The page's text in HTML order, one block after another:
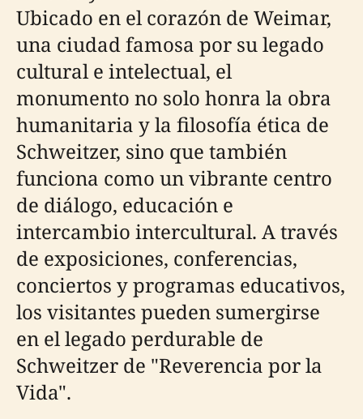
Ubicado en el corazón de Weimar,
una ciudad famosa por su legado
cultural e intelectual, el
monumento no solo honra la obra
humanitaria y la filosofía ética de
Schweitzer, sino que también
funciona como un vibrante centro
de diálogo, educación e
intercambio intercultural. A través
de exposiciones, conferencias,
conciertos y programas educativos,
los visitantes pueden sumergirse
en el legado perdurable de
Schweitzer de "Reverencia por la
Vida".